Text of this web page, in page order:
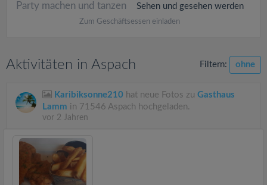
Party machen und tanzen
Sehen und gesehen werden
Zum Geschäftsessen einladen
Aktivitäten in Aspach Filtern: ohne
Karibiksonne210 hat neue Fotos zu Gasthaus
Lamm in 71546 Aspach hochgeladen.
vor 2 Jahren